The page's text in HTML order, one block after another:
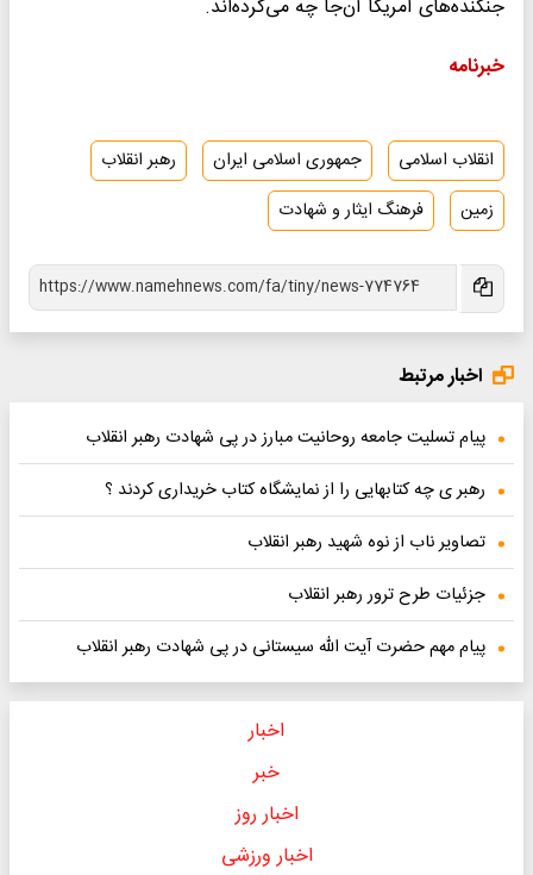
جنگنده‌های آمریکا آن‌جا چه می‌کرده‌اند.
خبرنامه
انقلاب اسلامی جمهوری اسلامی ایران
رهبر انقلاب
زمین
فرهنگ ایثار و شهادت
اخبار مرتبط
پیام تسلیت جامعه روحانیت مبارز در پی شهادت رهبر انقلاب
رهبر ی چه کتابهایی را از نمایشگاه کتاب خریداری کردند ؟
تصاویر ناب از نوه شهید رهبر انقلاب
جزئیات طرح ترور رهبر انقلاب
پیام مهم حضرت آیت الله سیستانی در پی شهادت رهبر انقلاب
اخبار
خبر
اخبار روز
اخبار ورزشی